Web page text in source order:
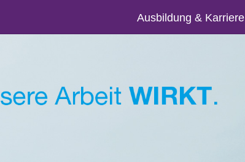
Ausbildung & Karriere